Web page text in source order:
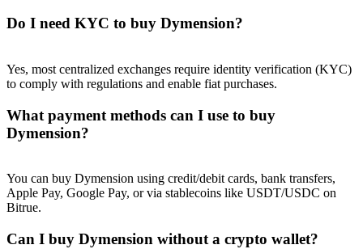
Do I need KYC to buy Dymension?
Yes, most centralized exchanges require identity verification (KYC)
to comply with regulations and enable fiat purchases.
What payment methods can I use to buy
Dymension?
You can buy Dymension using credit/debit cards, bank transfers,
Apple Pay, Google Pay, or via stablecoins like USDT/USDC on
Bitrue.
Can I buy Dymension without a crypto wallet?